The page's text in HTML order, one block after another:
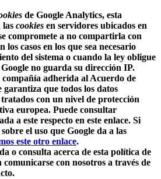
de Google Analytics, esta
las cookies en servidores ubicados en
compromete a no compartirla con
los casos en los que sea necesario
del sistema o cuando la ley obligue
no guarda su dirección IP.
compañía adherida al Acuerdo de
garantiza que todos los datos
con un nivel de protección
europea. Puede consultar
a este respecto en este enlace. Si
el uso que Google da a las
este otro enlace.
o consulta acerca de esta política de
comunicarse con nosotros a través de